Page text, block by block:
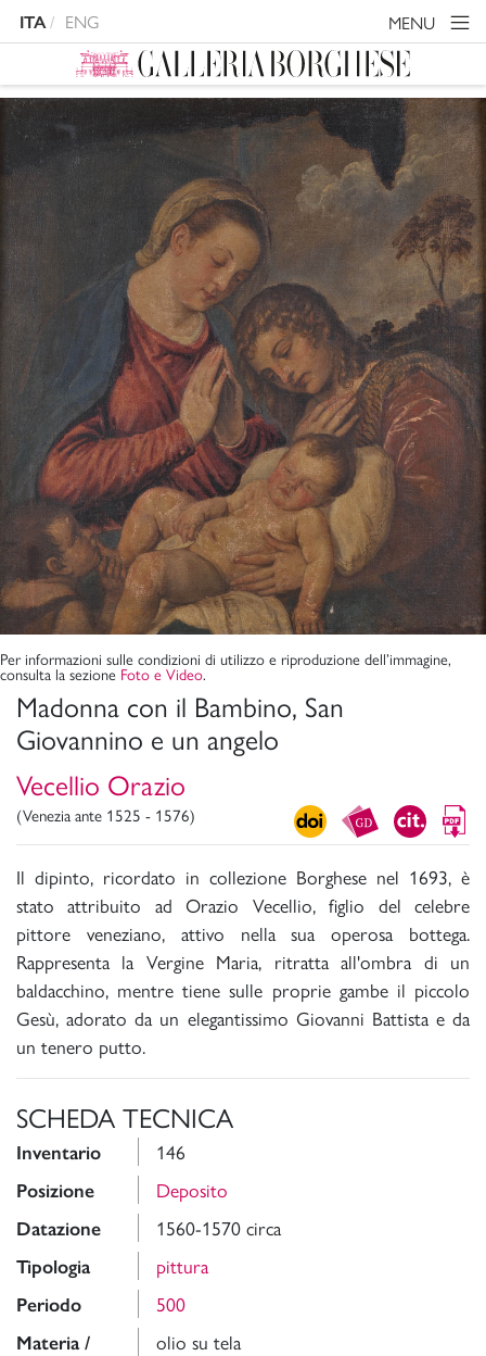
ITA ENG MENU
Madonna con il Bambino, San
Giovannino e un angelo
Vecellio Orazio
(Venezia ante 1525 - 1576)
Il dipinto, ricordato in collezione Borghese nel 1693, è
stato attribuito ad Orazio Vecellio, figlio del celebre
pittore veneziano, attivo nella sua operosa bottega.
Rappresenta la Vergine Maria, ritratta all'ombra di un
baldacchino, mentre tiene sulle proprie gambe il piccolo
Gesù, adorato da un elegantissimo Giovanni Battista e da
un tenero putto.
SCHEDA TECNICA
Inventario 146
Posizione Deposito
Datazione 1560-1570 circa
Tipologia pittura
Periodo 500
Materia /
olio su tela
Per informazioni sulle condizioni di utilizzo e riproduzione dell’immagine,
consulta la sezione Foto e Video.